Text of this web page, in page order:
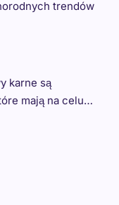
trendów
karne są
mają na celu…